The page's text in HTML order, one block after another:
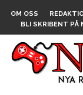
OM OSS
BLI SKRIBENT PÅ